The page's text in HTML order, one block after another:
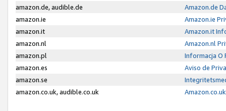
amazon.de, audible.de
Amazon.de
amazon.ie
Amazon.ie
amazon.it
Amazon.it
amazon.nl
Amazon.nl
amazon.pl
Informacja O
amazon.es
Aviso de
amazon.se
amazon.co.uk, audible.co.uk